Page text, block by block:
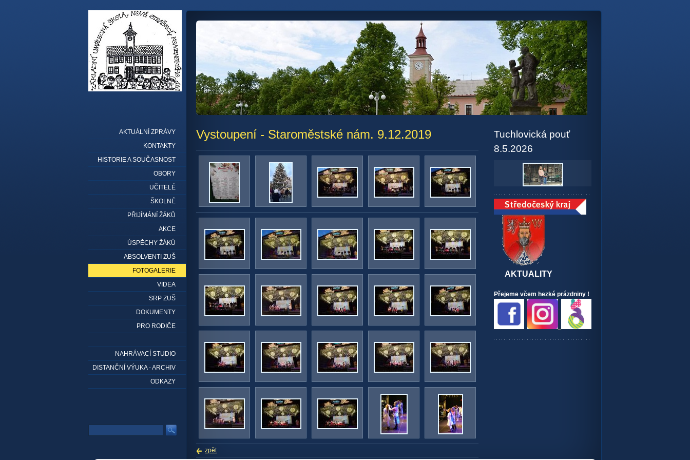
Vystoupení - Staroměstské nám. 9.12.2019
zpět
Tuchlovická pouť
8.5.2026
AKTUALITY
Přejeme včem hezké prázdniny !
AKTUÁLNÍ ZPRÁVY
KONTAKTY
HISTORIE A SOUČASNOST
OBORY
UČITELÉ
ŠKOLNÉ
PŘIJÍMÁNÍ ŽÁKŮ
AKCE
ÚSPĚCHY ŽÁKŮ
ABSOLVENTI ZUŠ
FOTOGALERIE
VIDEA
SRP ZUŠ
DOKUMENTY
PRO RODIČE
NAHRÁVACÍ STUDIO
DISTANČNÍ VÝUKA - ARCHIV
ODKAZY